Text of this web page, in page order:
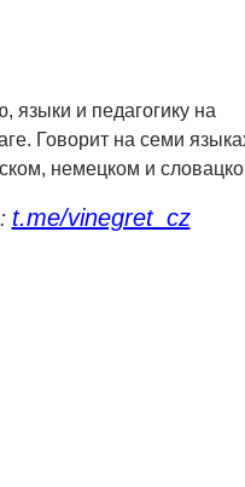
и педагогику на
Говорит на семи
немецком и
: t.me/vinegret_cz